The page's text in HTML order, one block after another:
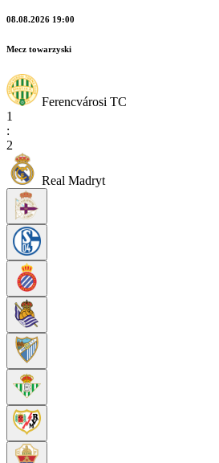
08.08.2026 19:00
Mecz towarzyski
Ferencvárosi TC
1
:
2
Real Madryt